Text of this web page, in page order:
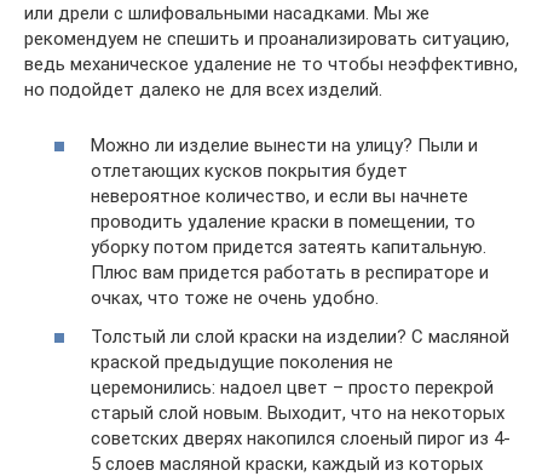
или дрели с шлифовальными насадками. Мы же
рекомендуем не спешить и проанализировать ситуацию,
ведь механическое удаление не то чтобы неэффективно,
но подойдет далеко не для всех изделий.
Можно ли изделие вынести на улицу? Пыли и
отлетающих кусков покрытия будет
невероятное количество, и если вы начнете
проводить удаление краски в помещении, то
уборку потом придется затеять капитальную.
Плюс вам придется работать в респираторе и
очках, что тоже не очень удобно.
Толстый ли слой краски на изделии? С масляной
краской предыдущие поколения не
церемонились: надоел цвет – просто перекрой
старый слой новым. Выходит, что на некоторых
советских дверях накопился слоеный пирог из 4-
5 слоев масляной краски, каждый из которых